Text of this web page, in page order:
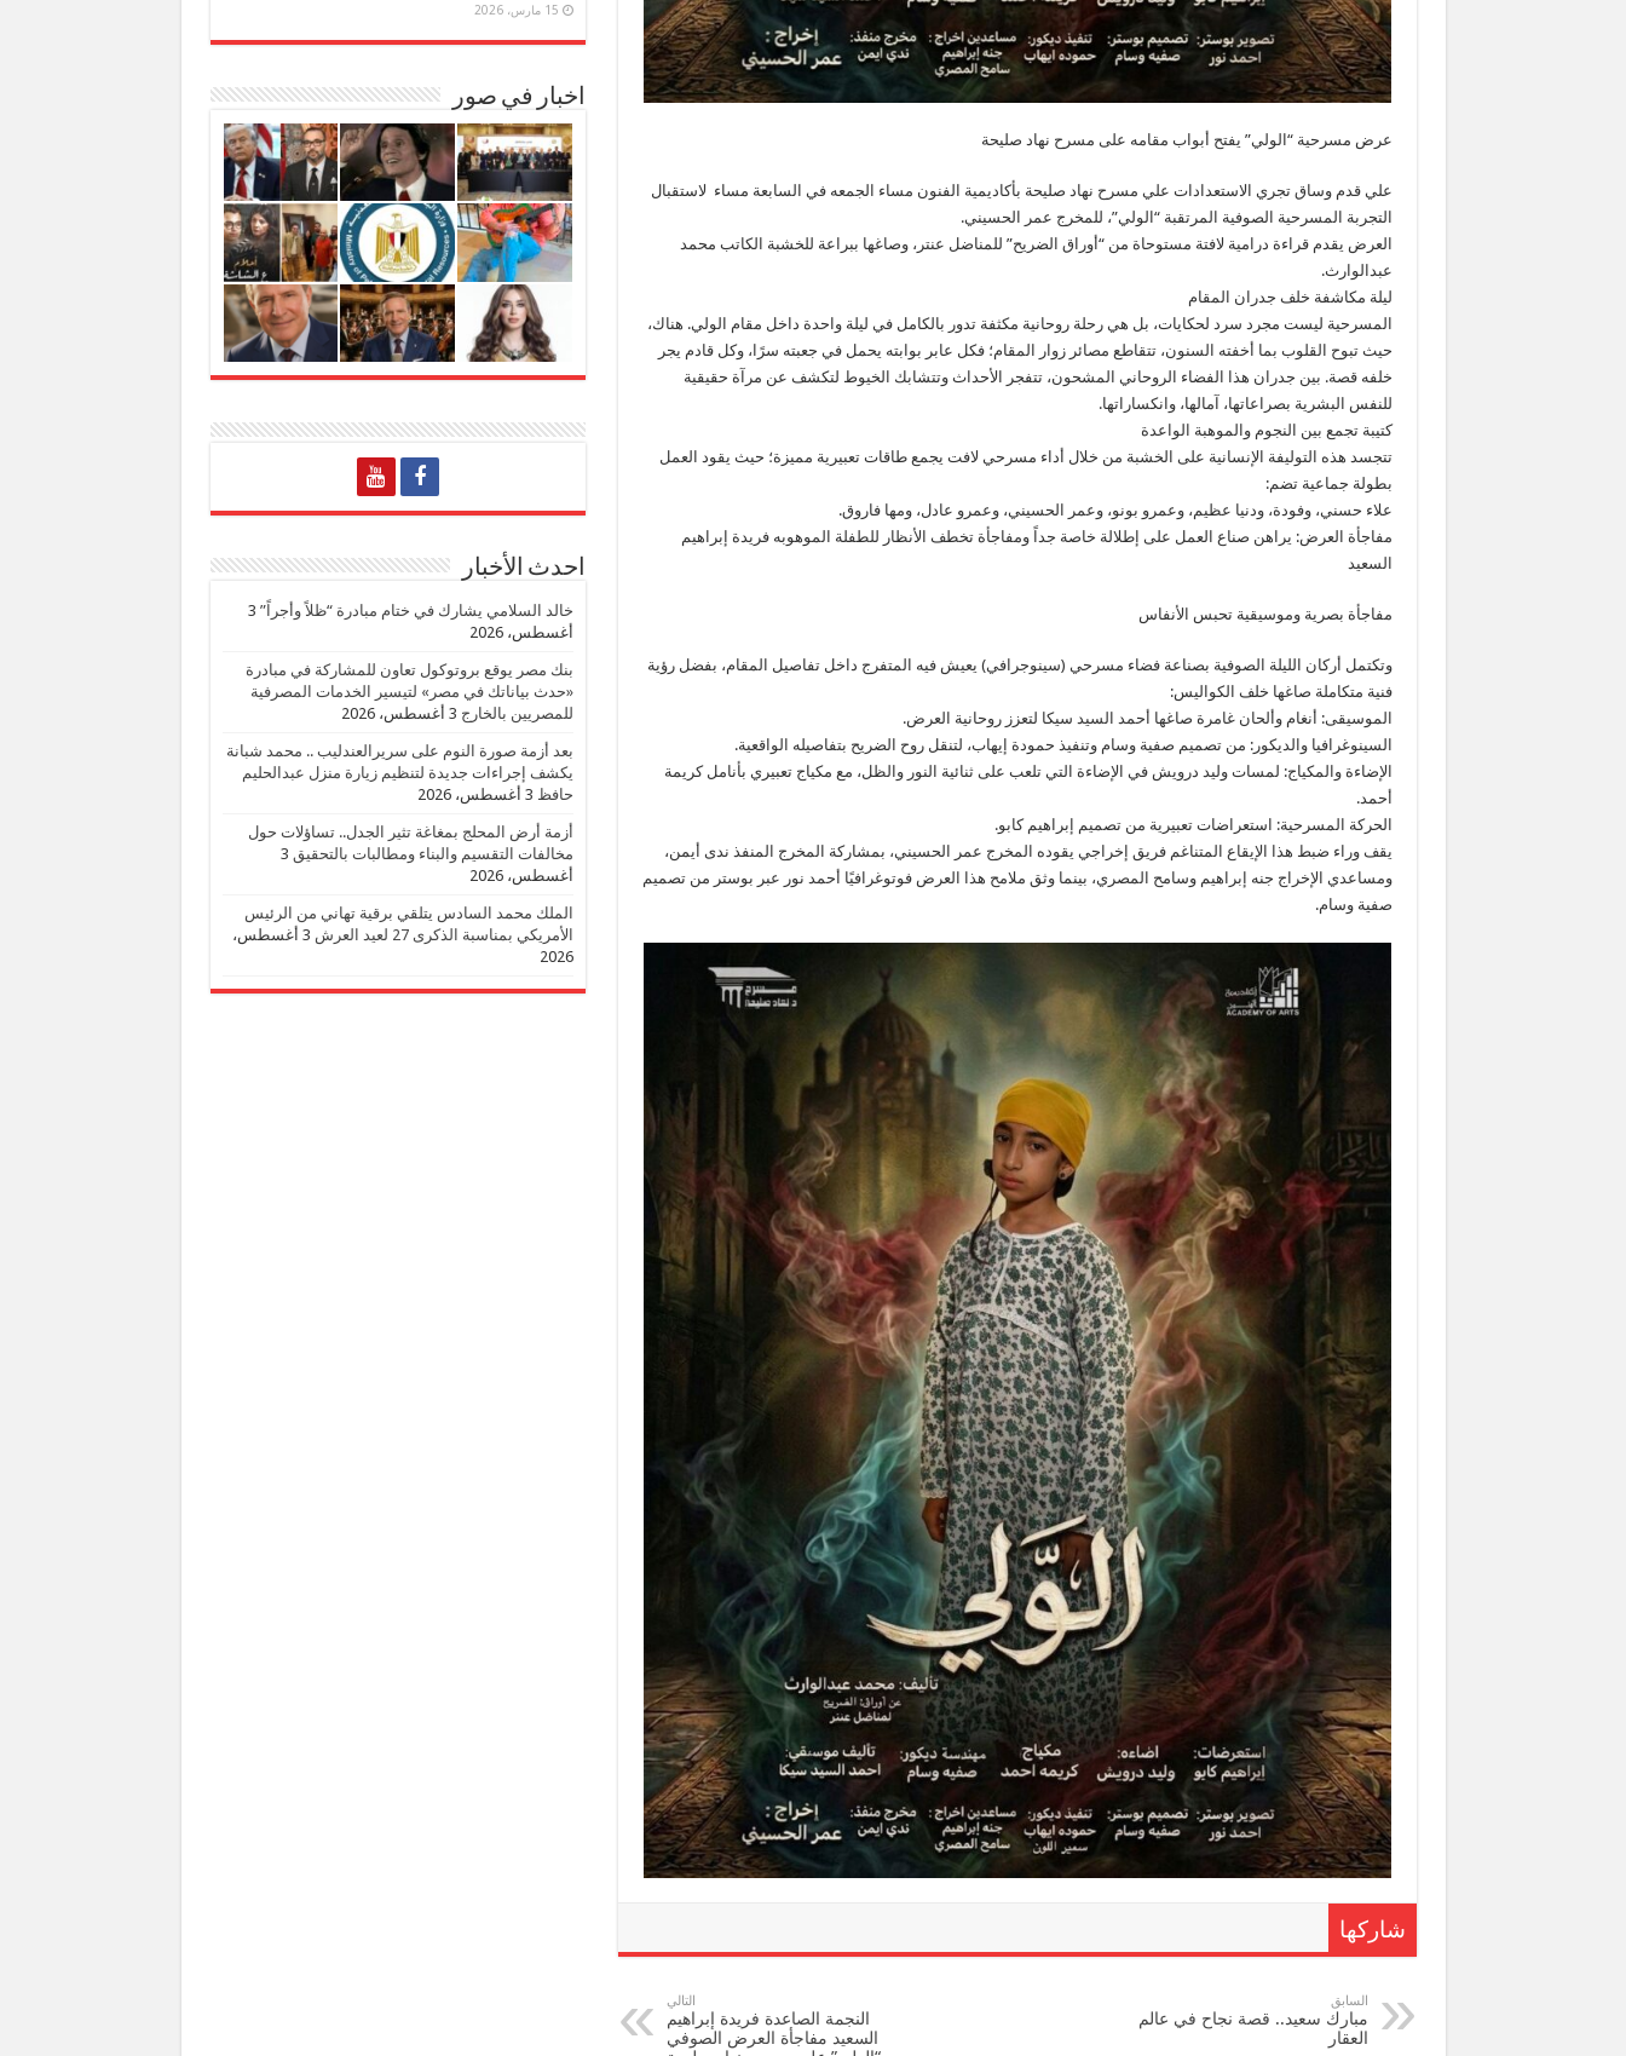
عرض مسرحية “الولي” يفتح أبواب مقامه على مسرح نهاد صليحة
علي قدم وساق تجري الاستعدادات علي مسرح نهاد صليحة بأكاديمية الفنون مساء الجمعه في السابعة مساء لاستقبال
التجربة المسرحية الصوفية المرتقبة “الولي”، للمخرج عمر الحسيني.
العرض يقدم قراءة درامية لافتة مستوحاة من “أوراق الضريح” للمناضل عنتر، وصاغها ببراعة للخشبة الكاتب محمد
عبدالوارث.
ليلة مكاشفة خلف جدران المقام
المسرحية ليست مجرد سرد لحكايات، بل هي رحلة روحانية مكثفة تدور بالكامل في ليلة واحدة داخل مقام الولي. هناك،
حيث تبوح القلوب بما أخفته السنون، تتقاطع مصائر زوار المقام؛ فكل عابر بوابته يحمل في جعبته سرًا، وكل قادم يجر
خلفه قصة. بين جدران هذا الفضاء الروحاني المشحون، تتفجر الأحداث وتتشابك الخيوط لتكشف عن مرآة حقيقية
للنفس البشرية بصراعاتها، آمالها، وانكساراتها.
كتيبة تجمع بين النجوم والموهبة الواعدة
تتجسد هذه التوليفة الإنسانية على الخشبة من خلال أداء مسرحي لافت يجمع طاقات تعبيرية مميزة؛ حيث يقود العمل
بطولة جماعية تضم:
علاء حسني، وفودة، ودنيا عظيم، وعمرو بونو، وعمر الحسيني، وعمرو عادل، ومها فاروق.
مفاجأة العرض: يراهن صناع العمل على إطلالة خاصة جداً ومفاجأة تخطف الأنظار للطفلة الموهوبه فريدة إبراهيم
السعيد
مفاجأة بصرية وموسيقية تحبس الأنفاس
وتكتمل أركان الليلة الصوفية بصناعة فضاء مسرحي (سينوجرافي) يعيش فيه المتفرج داخل تفاصيل المقام، بفضل رؤية
فنية متكاملة صاغها خلف الكواليس:
الموسيقى: أنغام وألحان غامرة صاغها أحمد السيد سيكا لتعزز روحانية العرض.
السينوغرافيا والديكور: من تصميم صفية وسام وتنفيذ حمودة إيهاب، لتنقل روح الضريح بتفاصيله الواقعية.
الإضاءة والمكياج: لمسات وليد درويش في الإضاءة التي تلعب على ثنائية النور والظل، مع مكياج تعبيري بأنامل كريمة
أحمد.
الحركة المسرحية: استعراضات تعبيرية من تصميم إبراهيم كابو.
يقف وراء ضبط هذا الإيقاع المتناغم فريق إخراجي يقوده المخرج عمر الحسيني، بمشاركة المخرج المنفذ ندى أيمن،
ومساعدي الإخراج جنه إبراهيم وسامح المصري، بينما وثق ملامح هذا العرض فوتوغرافيًا أحمد نور عبر بوستر من تصميم
صفية وسام.
شاركها
السابق
مبارك سعيد.. قصة نجاح في عالم
العقار
التالي
النجمة الصاعدة فريدة إبراهيم
السعيد مفاجأة العرض الصوفي
15 مارس، 2026
اخبار في صور
احدث الأخبار
خالد السلامي يشارك في ختام مبادرة “ظلاً وأجراً” 3
أغسطس، 2026
بنك مصر يوقع بروتوكول تعاون للمشاركة في مبادرة
«حدث بياناتك في مصر» لتيسير الخدمات المصرفية
للمصريين بالخارج 3 أغسطس، 2026
بعد أزمة صورة النوم على سريرالعندليب .. محمد شبانة
يكشف إجراءات جديدة لتنظيم زيارة منزل عبدالحليم
حافظ 3 أغسطس، 2026
أزمة أرض المحلج بمغاغة تثير الجدل.. تساؤلات حول
مخالفات التقسيم والبناء ومطالبات بالتحقيق 3
أغسطس، 2026
الملك محمد السادس يتلقي برقية تهاني من الرئيس
الأمريكي بمناسبة الذكرى 27 لعيد العرش
3 أغسطس،
2026